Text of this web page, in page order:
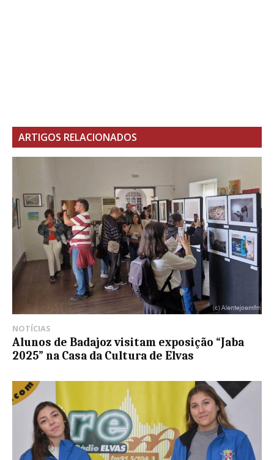
ARTIGOS RELACIONADOS
NOTÍCIAS
Alunos de Badajoz visitam exposição “Jaba
2025” na Casa da Cultura de Elvas